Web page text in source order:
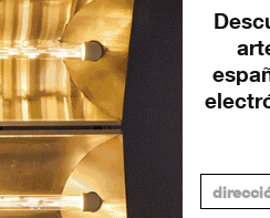
y escaleras industriales sin
del extractivismo.